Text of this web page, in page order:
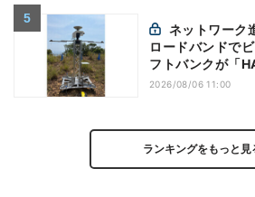
ロードバンドで
フトバンクが「
ビス開始を表明
2026/08/06 11:00
ランキングをもっと見